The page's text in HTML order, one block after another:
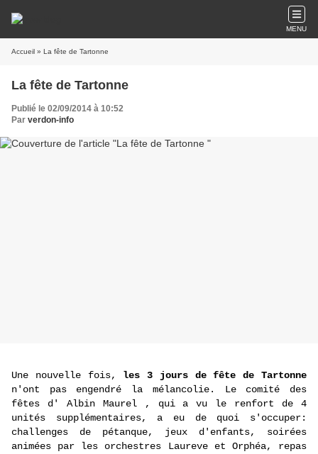
MENU
Accueil » La fête de Tartonne
La fête de Tartonne
Publié le 02/09/2014 à 10:52
Par verdon-info
Une nouvelle fois, les 3 jours de fête de Tartonne
n'ont pas engendré la mélancolie. Le comité des
fêtes d' Albin Maurel , qui a vu le renfort de 4
unités supplémentaires, a eu de quoi s'occuper:
challenges de pétanque, jeux d'enfants, soirées
animées par les orchestres Laureve et Orphéa, repas